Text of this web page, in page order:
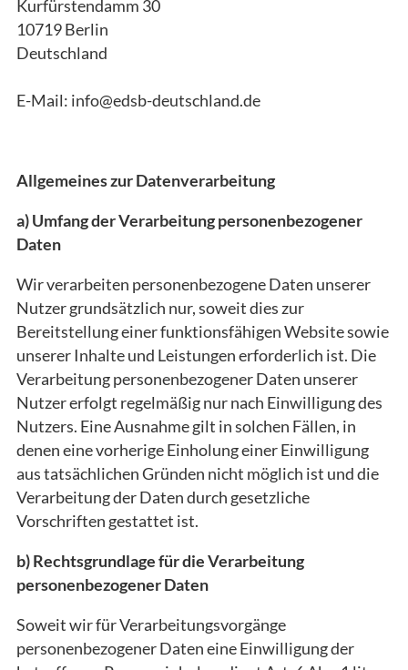
Kurfürstendamm 30
10719 Berlin
Deutschland
E-Mail: info@edsb-deutschland.de
Allgemeines zur Datenverarbeitung
a) Umfang der Verarbeitung personenbezogener
Daten
Wir verarbeiten personenbezogene Daten unserer
Nutzer grundsätzlich nur, soweit dies zur
Bereitstellung einer funktionsfähigen Website sowie
unserer Inhalte und Leistungen erforderlich ist. Die
Verarbeitung personenbezogener Daten unserer
Nutzer erfolgt regelmäßig nur nach Einwilligung des
Nutzers. Eine Ausnahme gilt in solchen Fällen, in
denen eine vorherige Einholung einer Einwilligung
aus tatsächlichen Gründen nicht möglich ist und die
Verarbeitung der Daten durch gesetzliche
Vorschriften gestattet ist.
b) Rechtsgrundlage für die Verarbeitung
personenbezogener Daten
Soweit wir für Verarbeitungsvorgänge
personenbezogener Daten eine Einwilligung der